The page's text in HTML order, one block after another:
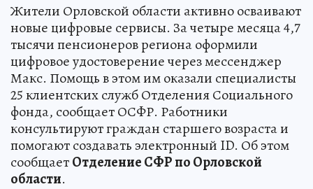
Жители Орловской области активно осваивают
новые цифровые сервисы. За четыре месяца 4,7
тысячи пенсионеров региона оформили
цифровое удостоверение через мессенджер
Макс. Помощь в этом им оказали специалисты
25 клиентских служб Отделения Социального
фонда, сообщает ОСФР. Работники
консультируют граждан старшего возраста и
помогают создавать электронный ID. Об этом
сообщаетОтделение СФР по Орловской
области.